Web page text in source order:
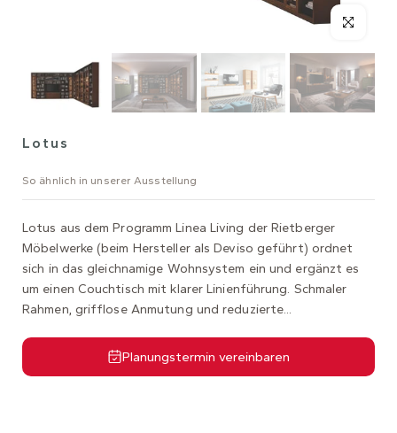
Lotus
So ähnlich in unserer Ausstellung
Lotus aus dem Programm Linea Living der Rietberger
Möbelwerke (beim Hersteller als Deviso geführt) ordnet
sich in das gleichnamige Wohnsystem ein und ergänzt es
um einen Couchtisch mit klarer Linienführung. Schmaler
Rahmen, grifflose Anmutung und reduzierte...
Planungstermin vereinbaren